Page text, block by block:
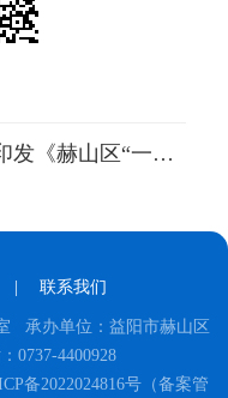
益阳市赫山区人民政府关于印发《赫山区“一主一特”产业优惠政策“黄金十条”（试行）》的通知
联系我们
承办单位：益阳市赫山区
0737-4400928
备2022024816号（备案管